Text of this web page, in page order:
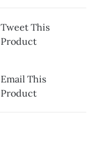
Tweet This
Product
Email This
Product